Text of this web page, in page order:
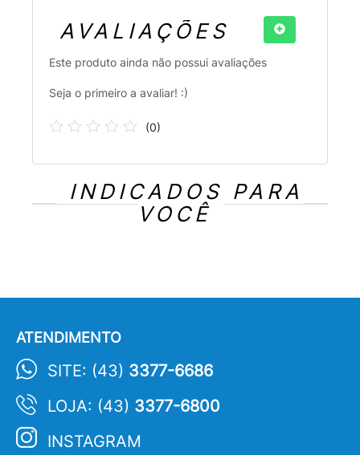
AVALIAÇÕES
Este produto ainda não possui avaliações
Seja o primeiro a avaliar! :)
(0)
INDICADOS PARA
VOCÊ
ATENDIMENTO
SITE: (43) 3377-6686
LOJA: (43) 3377-6800
INSTAGRAM